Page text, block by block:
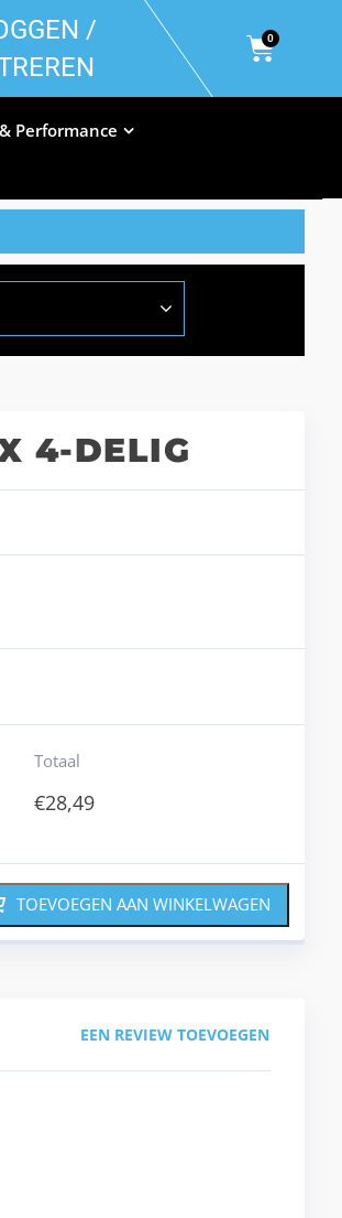
/
0
Performance
4-DELIG
Totaal
€28,49
TOEVOEGEN AAN WINKELWAGEN
EEN REVIEW TOEVOEGEN